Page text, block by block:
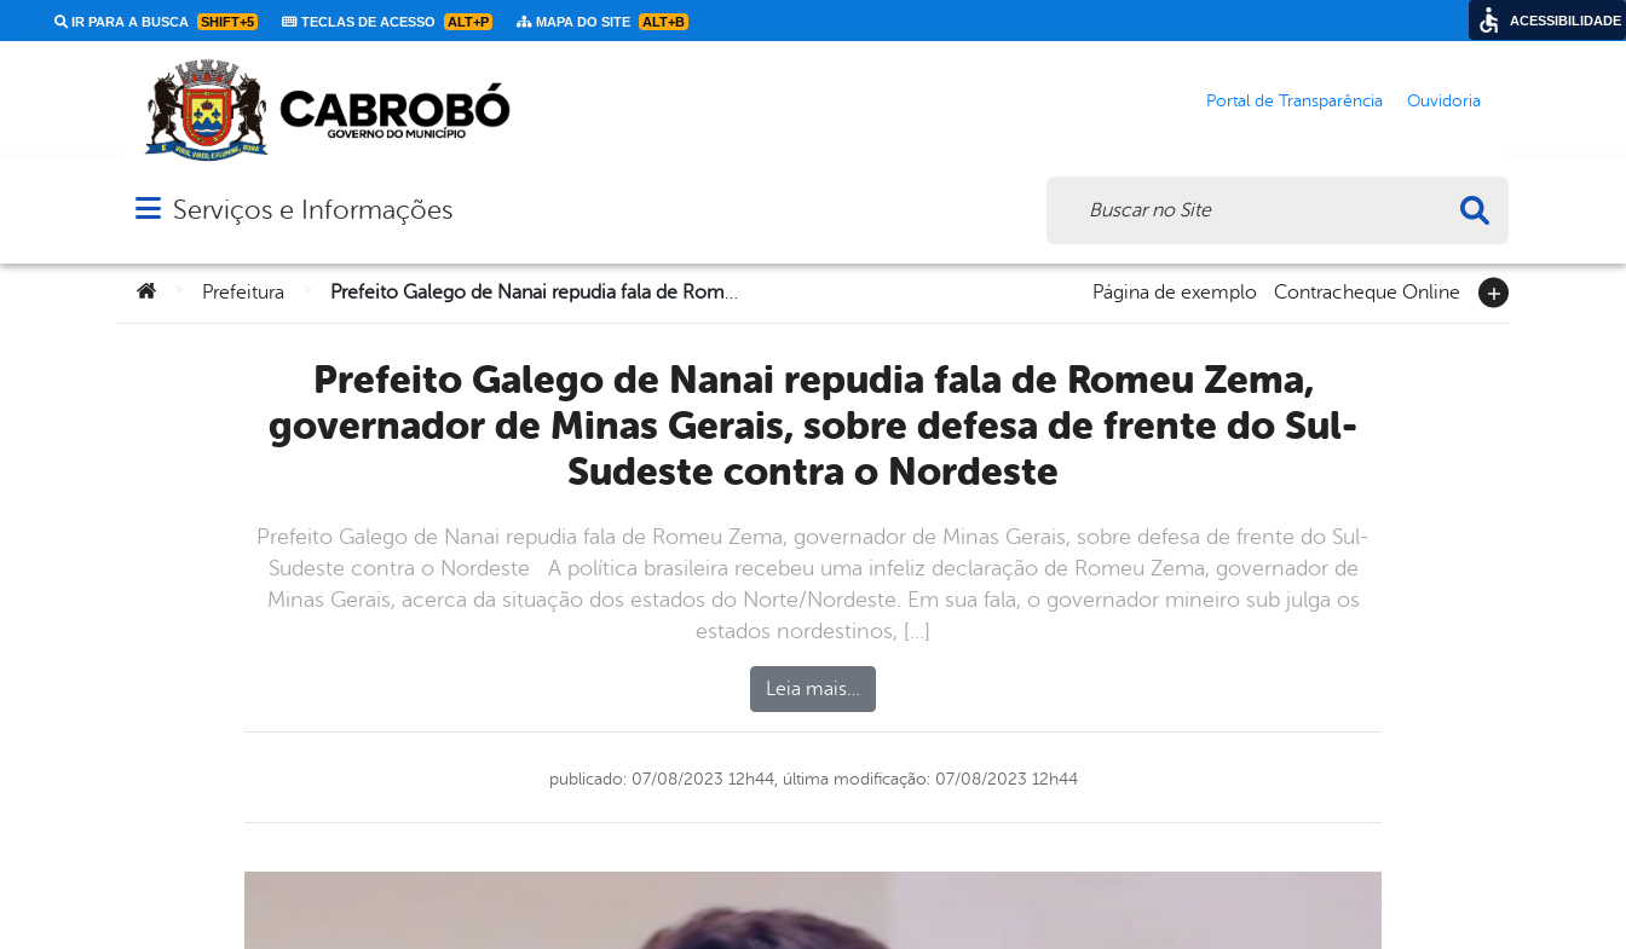
IR PARA A BUSCA SHIFT+5 TECLAS DE ACESSO ALT+P MAPA DO SITE ALT+B
Portal de Transparência Ouvidoria
Abrir menu principal de navegação
Serviços e Informações
Você está aqui:
Prefeitura Prefeito Galego de Nanai repudia fala de Romeu Zema, governador de Minas Gerais, sobre defesa de frente do Sul-Sudeste contra o Nordeste Página de exemplo Contracheque Online
Prefeito Galego de Nanai repudia fala de Romeu Zema,
governador de Minas Gerais, sobre defesa de frente do Sul-
Sudeste contra o Nordeste
Prefeito Galego de Nanai repudia fala de Romeu Zema, governador de Minas Gerais, sobre defesa de frente do Sul-
Sudeste contra o Nordeste A política brasileira recebeu uma infeliz declaração de Romeu Zema, governador de
Minas Gerais, acerca da situação dos estados do Norte/Nordeste. Em sua fala, o governador mineiro sub julga os
estados nordestinos, […]
Leia mais…
publicado: 07/08/2023 12h44, última modificação: 07/08/2023 12h44
ACESSIBILIDADE